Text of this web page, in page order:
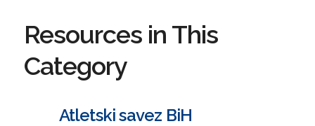
Resources in This
Category
Atletski savez BiH